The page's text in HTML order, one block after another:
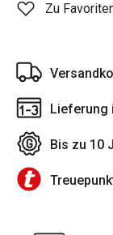
Zu
Lieferung
Bis zu 10